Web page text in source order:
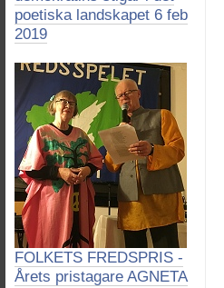
poetiska landskapet 6 feb
2019
FOLKETS FREDSPRIS -
Årets pristagare AGNETA